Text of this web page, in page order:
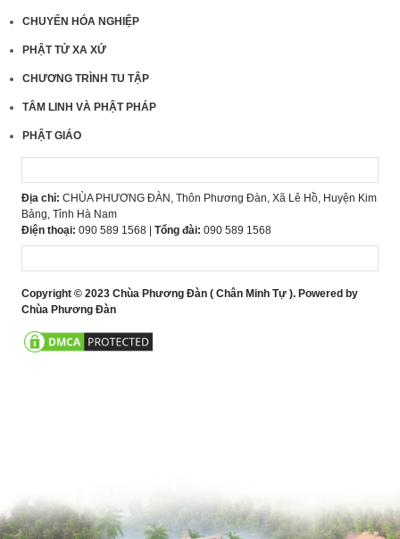
CHUYẾN HÓA NGHIỆP
PHẬT TỬ XA XỨ
CHƯƠNG TRÌNH TU TẬP
TÂM LINH VÀ PHẬT PHÁP
PHẬT GIÁO
Địa chỉ: CHÙA PHƯƠNG ĐÀN, Thôn Phương Đàn, Xã Lê Hồ, Huyện Kim
Bảng, Tỉnh Hà Nam
Điện thoại: 090 589 1568 | Tổng đài: 090 589 1568
Copyright © 2023 Chùa Phương Đàn ( Chân Minh Tự ). Powered by
Chùa Phương Đàn